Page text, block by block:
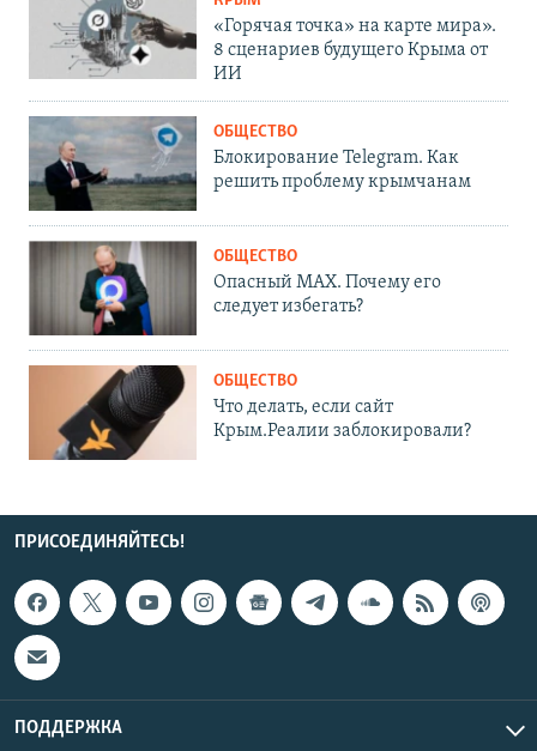
«Горячая точка» на карте мира».
8 сценариев будущего Крыма от
ИИ
ОБЩЕСТВО
Блокирование Telegram. Как
решить проблему крымчанам
ОБЩЕСТВО
Опасный MAX. Почему его
следует избегать?
ОБЩЕСТВО
Что делать, если сайт
Крым.Реалии заблокировали?
ПРИСОЕДИНЯЙТЕСЬ!
ПОДДЕРЖКА